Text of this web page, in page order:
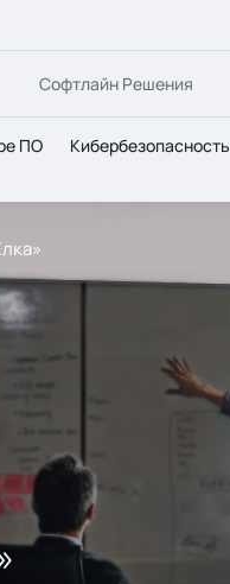
Софтлайн Решения
ПО Кибербезопасность